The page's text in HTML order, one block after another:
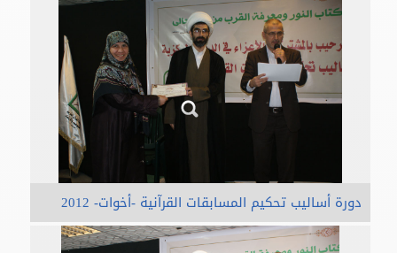
دورة أساليب تحكيم المسابقات القرآنية -أخوات- 2012